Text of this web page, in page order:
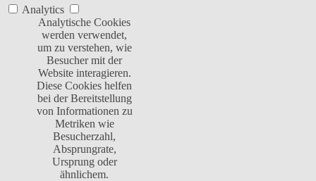
Analytics
Analytische Cookies
werden verwendet,
um zu verstehen, wie
Besucher mit der
Website interagieren.
Diese Cookies helfen
bei der Bereitstellung
von Informationen zu
Metriken wie
Besucherzahl,
Absprungrate,
Ursprung oder
ähnlichem.